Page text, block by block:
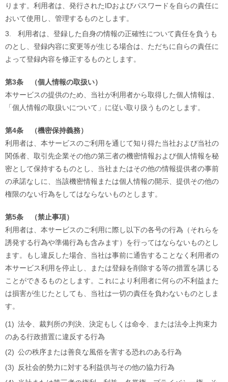
ります。利用者は、発行されたIDおよびパスワードを自らの責任に
おいて使用し、管理するものとします。
3.
利用者は、登録した自身の情報の正確性について責任を負うも
のとし、登録内容に変更等が生じる場合は、ただちに自らの責任に
よって登録内容を修正するものとします。
第3条 （個人情報の取扱い）
本サービスの提供のため、当社が利用者から取得した個人情報は、
「個人情報の取扱いについて」に従い取り扱うものとします。
第4条 （機密保持義務）
利用者は、本サービスのご利用を通じて知り得た当社および当社の
関係者、取引先企業その他の第三者の機密情報および個人情報を秘
密として保持するものとし、当社またはその他の情報提供者の事前
の承諾なしに、当該機密情報または個人情報の開示、提供その他の
権限のない行為をしてはならないものとします。
第5条 （禁止事項）
利用者は、本サービスのご利用に際し以下の各号の行為（それらを
誘発する行為や準備行為も含みます）を行ってはならないものとし
ます。もし違反した場合、当社は事前に通告することなく利用者の
本サービス利用を停止し、または登録を削除する等の措置を講じる
ことができるものとします。これにより利用者に何らの不利益また
は損害が生じたとしても、当社は一切の責任を負わないものとしま
す。
(1) 法令、裁判所の判決、決定もしくは命令、または法令上拘束力
のある行政措置に違反する行為
(2) 公の秩序または善良な風俗を害する恐れのある行為
(3)
反社会的勢力に対する利益供与その他の協力行為